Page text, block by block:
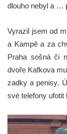
dlouho nebyl a …
Vyrazil jsem od
a Kampě a za
Praha sošná či
dvoře Kafkova
zadky a penisy.
své telefony ufotit